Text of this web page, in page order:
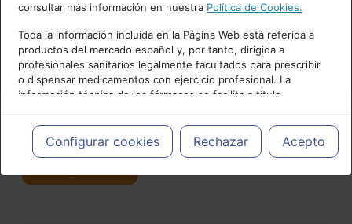
Cancelar
consultar más información en nuestra Política de Cookies.
Toda la información incluida en la Página Web está referida a
productos del mercado español y, por tanto, dirigida a
profesionales sanitarios legalmente facultados para prescribir
o dispensar medicamentos con ejercicio profesional. La
información técnica de los fármacos se facilita a título
meramente informativo, siendo responsabilidad de los
profesionales facultados prescribir medicamentos y decidir, en
cada caso concreto, el tratamiento más adecuado a las
necesidades del paciente.
Configurar cookies Rechazar Acepto
Actualidad y Artículos|TDAH